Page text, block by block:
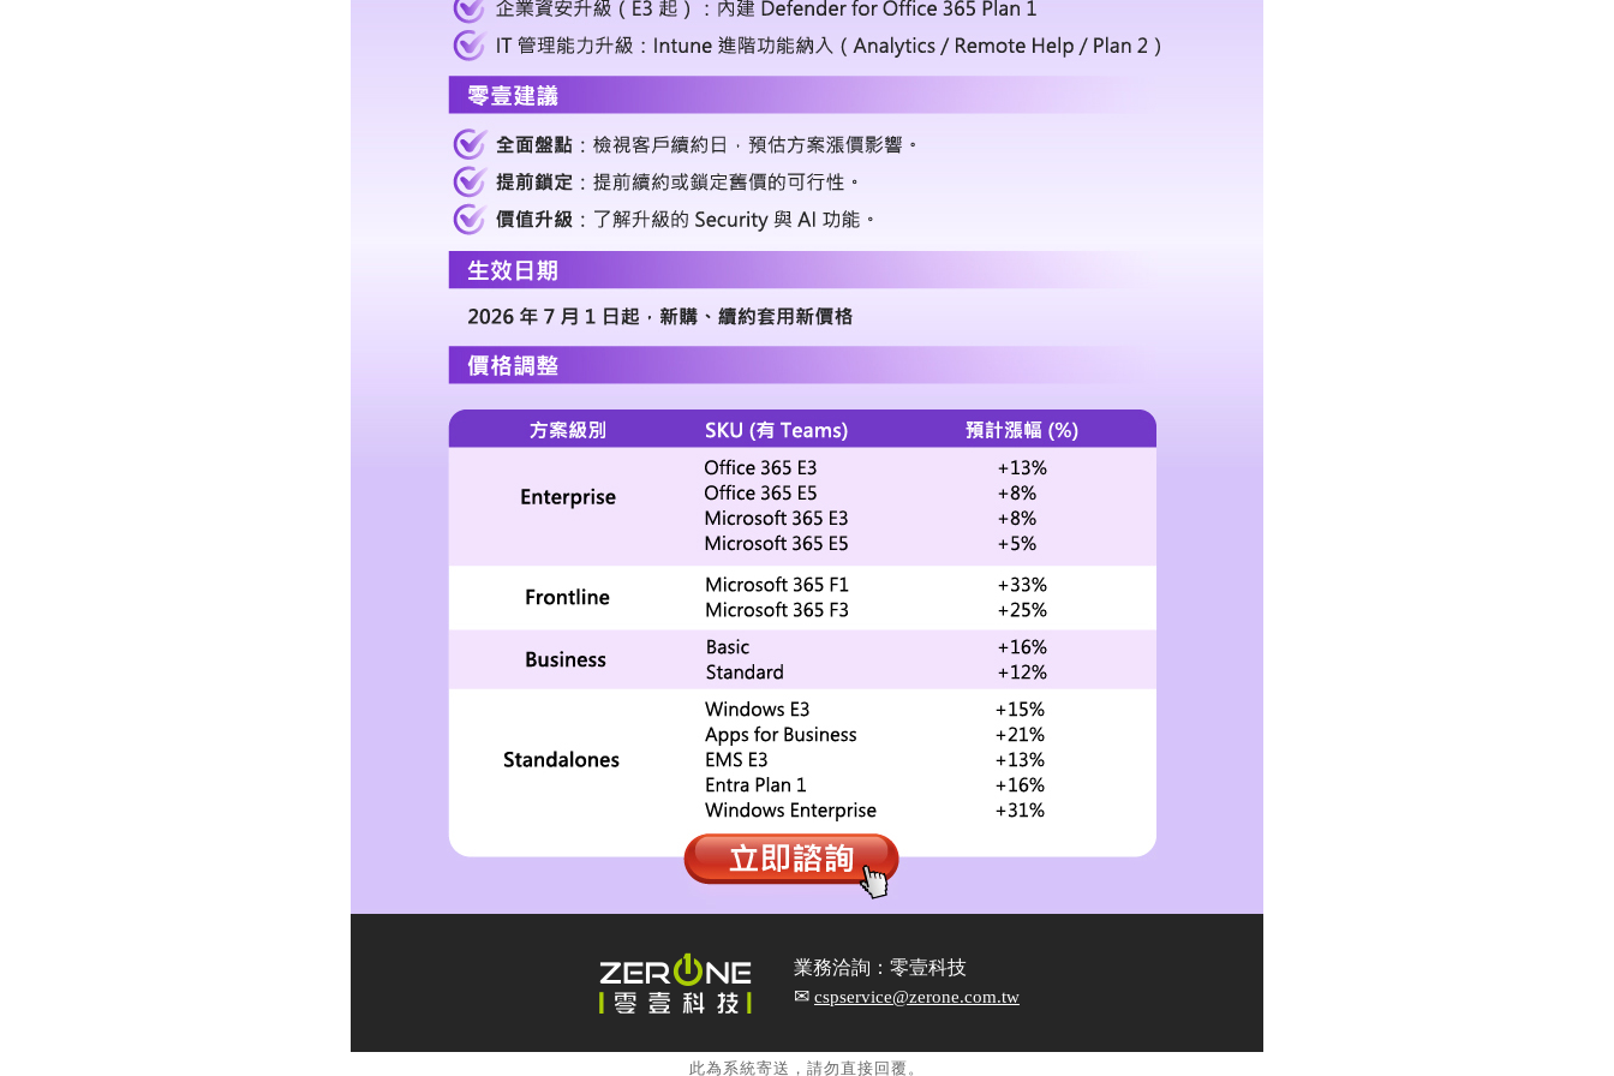
業務洽詢：零壹科技
✉ cspservice@zerone.com.tw
此為系統寄送，請勿直接回覆。